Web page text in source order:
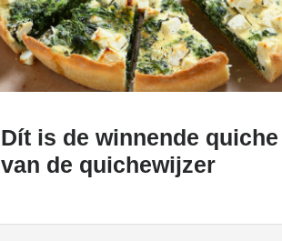
Dít is de winnende quiche
van de quichewijzer